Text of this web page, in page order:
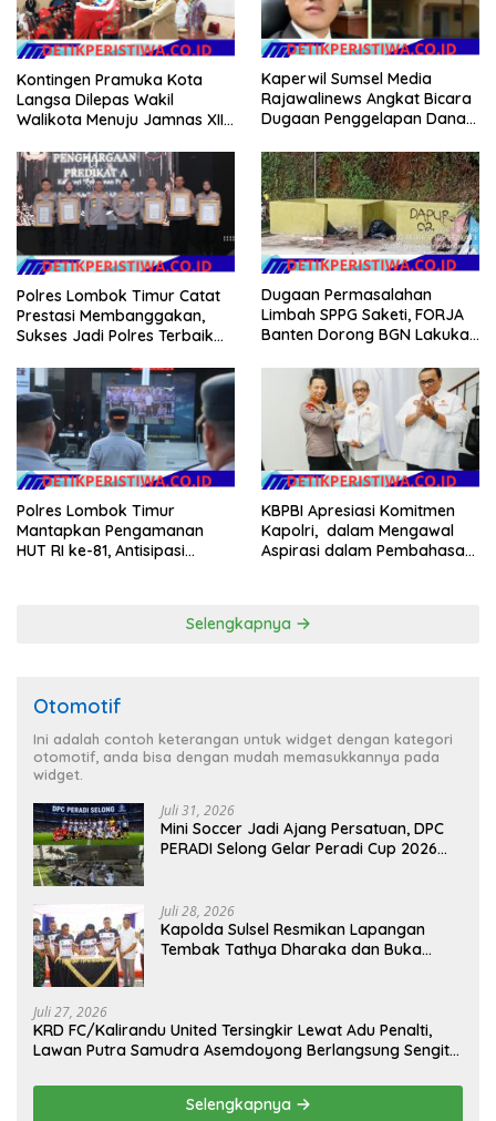
Kontingen Pramuka Kota
Langsa Dilepas Wakil
Walikota Menuju Jamnas XII
Kaperwil Sumsel Media
Rajawalinews Angkat Bicara
Dugaan Penggelapan Dana
Argomulyo Belitang Jaya
Hilang 3 Bulan Bawa
Anggaran Pembangunan
Polres Lombok Timur Catat
Prestasi Membanggakan,
Sukses Jadi Polres Terbaik
NTB
Dugaan Permasalahan
Limbah SPPG Saketi, FORJA
Banten Dorong BGN Lakukan
Polres Lombok Timur
Mantapkan Pengamanan
HUT RI ke-81, Antisipasi
KBPBI Apresiasi Komitmen
Kapolri, dalam Mengawal
Aspirasi dalam Pembahasan
Selengkapnya
Otomotif
Ini adalah contoh keterangan untuk widget dengan kategori
otomotif, anda bisa dengan mudah memasukkannya pada
widget.
Juli 31, 2026
Mini Soccer Jadi Ajang Persatuan, DPC
PERADI Selong Gelar Peradi Cup 2026
Juli 28, 2026
Kapolda Sulsel Resmikan Lapangan
Tembak Tathya Dharaka dan Buka
Juli 27, 2026
KRD FC/Kalirandu United Tersingkir Lewat Adu Penalti,
Lawan Putra Samudra Asemdoyong Berlangsung Sengit
Selengkapnya